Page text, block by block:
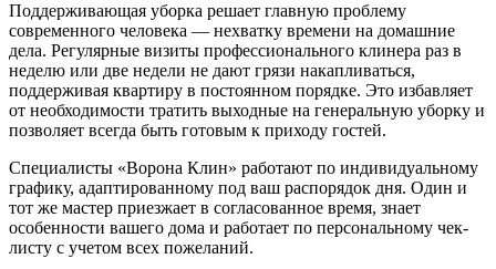
Поддерживающая уборка решает главную проблему
современного человека — нехватку времени на домашние
дела. Регулярные визиты профессионального клинера раз в
неделю или две недели не дают грязи накапливаться,
поддерживая квартиру в постоянном порядке. Это избавляет
от необходимости тратить выходные на генеральную уборку и
позволяет всегда быть готовым к приходу гостей.
Специалисты «Ворона Клин» работают по индивидуальному
графику, адаптированному под ваш распорядок дня. Один и
тот же мастер приезжает в согласованное время, знает
особенности вашего дома и работает по персональному чек-
листу с учетом всех пожеланий.